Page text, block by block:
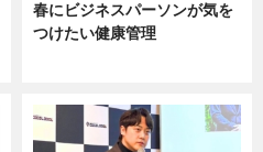
春にビジネスパーソンが気を
つけたい健康管理